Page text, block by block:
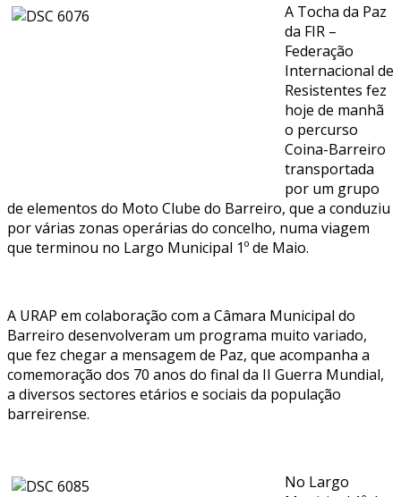
A Tocha da Paz
da FIR –
Federação
Internacional de
Resistentes fez
hoje de manhã
o percurso
Coina-Barreiro
transportada
por um grupo
de elementos do Moto Clube do Barreiro, que a conduziu
por várias zonas operárias do concelho, numa viagem
que terminou no Largo Municipal 1º de Maio.
A URAP em colaboração com a Câmara Municipal do
Barreiro desenvolveram um programa muito variado,
que fez chegar a mensagem de Paz, que acompanha a
comemoração dos 70 anos do final da II Guerra Mundial,
a diversos sectores etários e sociais da população
barreirense.
No Largo